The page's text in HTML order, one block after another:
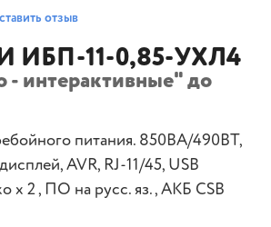
отзыв
ИБП-11-0,85-УХЛ4
- интерактивные" до
питания. 850ВА/490ВТ,
AVR, RJ-11/45, USB
х 2 , ПО на русс. яз. , АКБ CSB